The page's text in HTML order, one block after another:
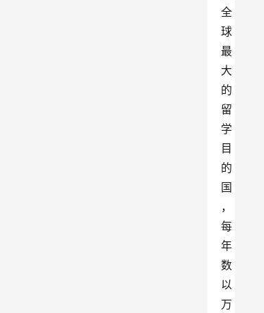
全
球
最
大
的
留
学
目
的
国
，
每
年
数
以
万